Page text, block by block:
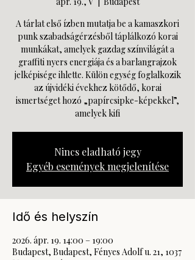
A tárlat első ízben mutatja be a kamaszkori
punk szabadságérzésből táplálkozó korai
munkákat, amelyek gazdag színvilágát a
graffiti nyers energiája és a barlangrajzok
jelképisége ihlette. Külön egység foglalkozik
az újvidéki évekhez kötődő, korai
ismertséget hozó „papírcsipke-képekkel”,
amelyek kifi
Nincs eladható jegy
Egyéb események megjelenítése
Idő és helyszín
2026. ápr. 19. 14:00 – 19:00
Budapest, Budapest, Fényes Adolf u. 21, 1037